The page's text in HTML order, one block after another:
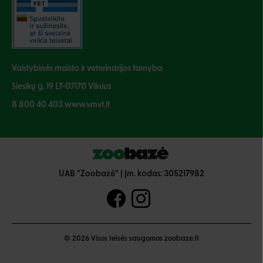
Valstybinės maisto ir veterinarijos tarnyba
Siesikų g. 19 LT-07170 Vilnius
8 800 40 403 www.vmvt.lt
UAB "Zoobazė" | Įm. kodas: 305217982
© 2026 Visos teisės saugomos zoobaze.lt